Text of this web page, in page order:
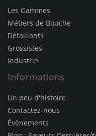
Les Gammes
Métiers de Bouche
Détaillants
Grossistes
Industrie
Informations
Un peu d'histoire
Contactez-nous
Évènements